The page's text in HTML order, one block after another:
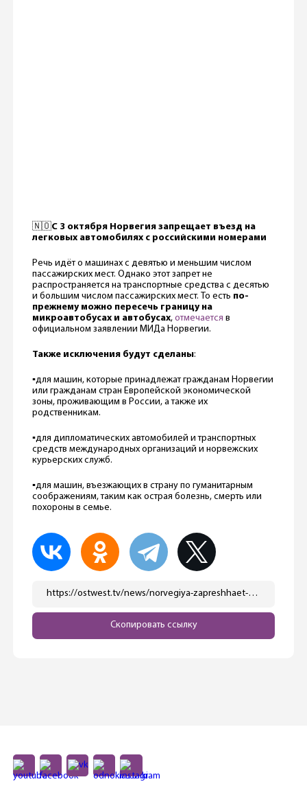
🇳🇴С 3 октября Норвегия запрещает въезд на
легковых автомобилях с российскими номерами
Речь идёт о машинах с девятью и меньшим числом
пассажирских мест. Однако этот запрет не
распространяется на транспортные средства с десятью
и большим числом пассажирских мест. То есть по-
прежнему можно пересечь границу на
микроавтобусах и автобусах, отмечается в
официальном заявлении МИДа Норвегии.
Также исключения будут сделаны:
▪️для машин, которые принадлежат гражданам Норвегии
или гражданам стран Европейской экономической
зоны, проживающим в России, а также их
родственникам.
▪️для дипломатических автомобилей и транспортных
средств международных организаций и норвежских
курьерских служб.
▪️для машин, въезжающих в страну по гуманитарным
соображениям, таким как острая болезнь, смерть или
похороны в семье.
https://ostwest.tv/news/norvegiya-zapreshhaet-vezd-na-avtomobilyah-s-rossijskimi-nomerami/
Скопировать ссылку